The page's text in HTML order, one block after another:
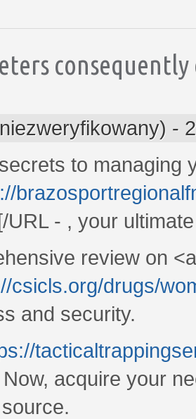
-
to managing
URL - , your
review on <a
csicls.org/drugs/
and security.
acquire your